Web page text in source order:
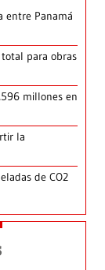
entre Panamá
para obras
millones en
la
de CO2